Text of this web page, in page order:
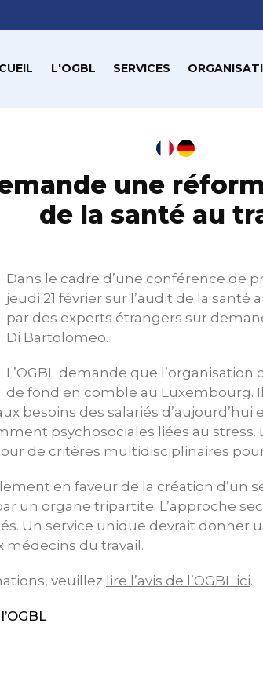
L'OGBL SERVICES
une
de la santé au
Dans le cadre d’une conférence de
jeudi 21 février sur l’audit de la santé
par des experts étrangers sur
Di Bartolomeo.
L’OGBL demande que l’organisation
de fond en comble au Luxembourg.
besoins des salariés
psychosociales liées au stress.
de critères multidisciplinaires
en faveur de la création d’un
un organe tripartite. L’approche
Un service unique devrait donner
médecins du travail.
veuillez lire l’avis de l’OGBL ici.